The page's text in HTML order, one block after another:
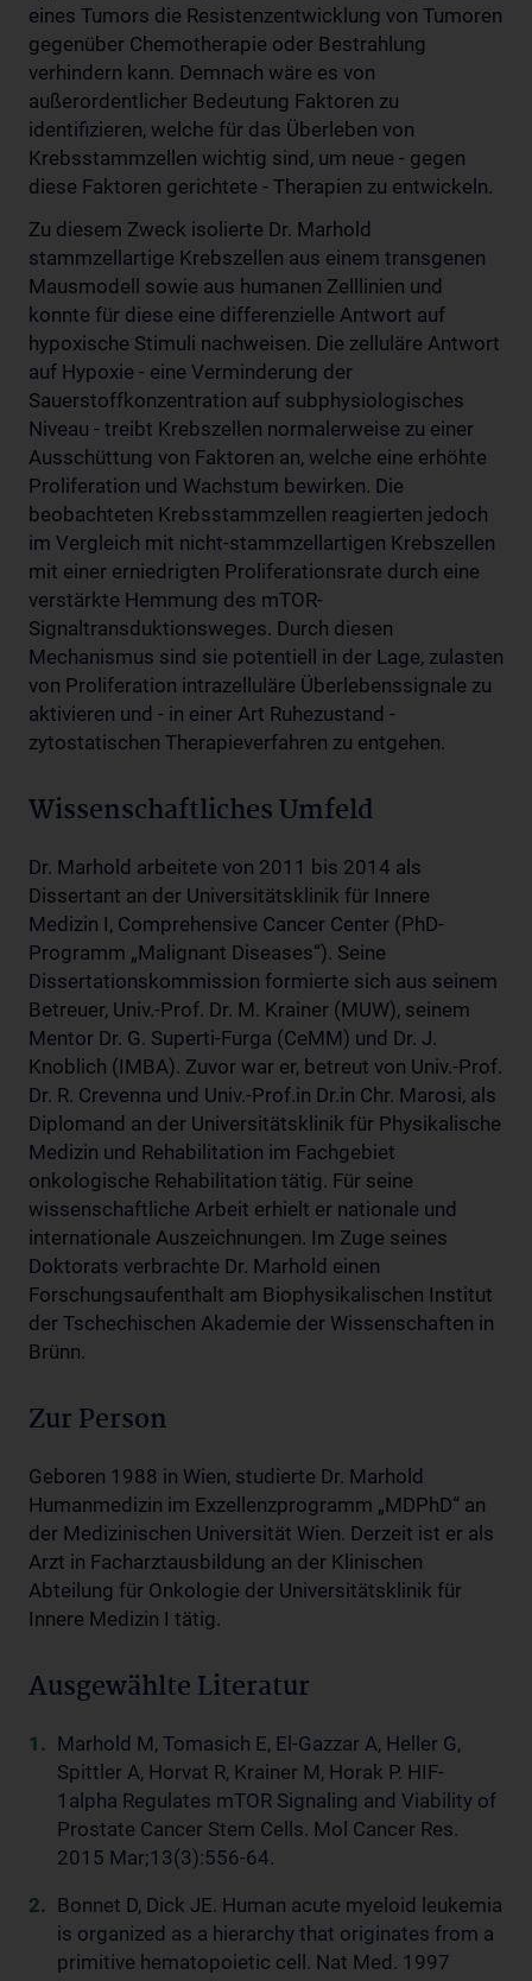
eines Tumors die Resistenzentwicklung von Tumoren
gegenüber Chemotherapie oder Bestrahlung
verhindern kann. Demnach wäre es von
außerordentlicher Bedeutung Faktoren zu
identifizieren, welche für das Überleben von
Krebsstammzellen wichtig sind, um neue - gegen
diese Faktoren gerichtete - Therapien zu entwickeln.
Zu diesem Zweck isolierte Dr. Marhold
stammzellartige Krebszellen aus einem transgenen
Mausmodell sowie aus humanen Zelllinien und
konnte für diese eine differenzielle Antwort auf
hypoxische Stimuli nachweisen. Die zelluläre Antwort
auf Hypoxie - eine Verminderung der
Sauerstoffkonzentration auf subphysiologisches
Niveau - treibt Krebszellen normalerweise zu einer
Ausschüttung von Faktoren an, welche eine erhöhte
Proliferation und Wachstum bewirken. Die
beobachteten Krebsstammzellen reagierten jedoch
im Vergleich mit nicht-stammzellartigen Krebszellen
mit einer erniedrigten Proliferationsrate durch eine
verstärkte Hemmung des mTOR-
Signaltransduktionsweges. Durch diesen
Mechanismus sind sie potentiell in der Lage, zulasten
von Proliferation intrazelluläre Überlebenssignale zu
aktivieren und - in einer Art Ruhezustand -
zytostatischen Therapieverfahren zu entgehen.
Wissenschaftliches Umfeld
Dr. Marhold arbeitete von 2011 bis 2014 als
Dissertant an der Universitätsklinik für Innere
Medizin I, Comprehensive Cancer Center (PhD-
Programm „Malignant Diseases“). Seine
Dissertationskommission formierte sich aus seinem
Betreuer, Univ.-Prof. Dr. M. Krainer (MUW), seinem
Mentor Dr. G. Superti-Furga (CeMM) und Dr. J.
Knoblich (IMBA). Zuvor war er, betreut von Univ.-Prof.
Dr. R. Crevenna und Univ.-Prof.in Dr.in Chr. Marosi, als
Diplomand an der Universitätsklinik für Physikalische
Medizin und Rehabilitation im Fachgebiet
onkologische Rehabilitation tätig. Für seine
wissenschaftliche Arbeit erhielt er nationale und
internationale Auszeichnungen. Im Zuge seines
Doktorats verbrachte Dr. Marhold einen
Forschungsaufenthalt am Biophysikalischen Institut
der Tschechischen Akademie der Wissenschaften in
Brünn.
Zur Person
Geboren 1988 in Wien, studierte Dr. Marhold
Humanmedizin im Exzellenzprogramm „MDPhD“ an
der Medizinischen Universität Wien. Derzeit ist er als
Arzt in Facharztausbildung an der Klinischen
Abteilung für Onkologie der Universitätsklinik für
Innere Medizin I tätig.
Ausgewählte Literatur
Marhold M, Tomasich E, El-Gazzar A, Heller G,
Spittler A, Horvat R, Krainer M, Horak P. HIF-
1alpha Regulates mTOR Signaling and Viability of
Prostate Cancer Stem Cells. Mol Cancer Res.
2015 Mar;13(3):556-64.
Bonnet D, Dick JE. Human acute myeloid leukemia
is organized as a hierarchy that originates from a
primitive hematopoietic cell. Nat Med. 1997